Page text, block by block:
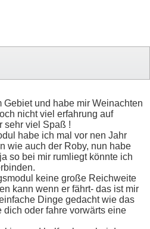
then goto anzeige
32
schreiben
und habe mir Weinachten
nicht viel erfahrung auf
sehr viel Spaß !
habe ich mal vor nen Jahr
wie auch der Roby, nun habe
so bei mir rumliegt könnte ich
keine große Reichweite
kann wenn er fährt- das ist mir
Dinge gedacht wie das
dich oder fahre vorwärts eine